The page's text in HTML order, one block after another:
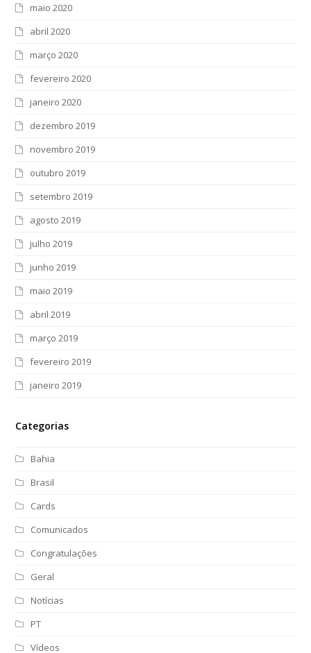
maio 2020
abril 2020
março 2020
fevereiro 2020
janeiro 2020
dezembro 2019
novembro 2019
outubro 2019
setembro 2019
agosto 2019
julho 2019
junho 2019
maio 2019
abril 2019
março 2019
fevereiro 2019
janeiro 2019
Categorias
Bahia
Brasil
Cards
Comunicados
Congratulações
Geral
Notícias
PT
Vídeos